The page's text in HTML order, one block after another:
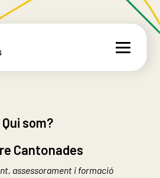
Qui som?
Cantonades
assessorament i formació